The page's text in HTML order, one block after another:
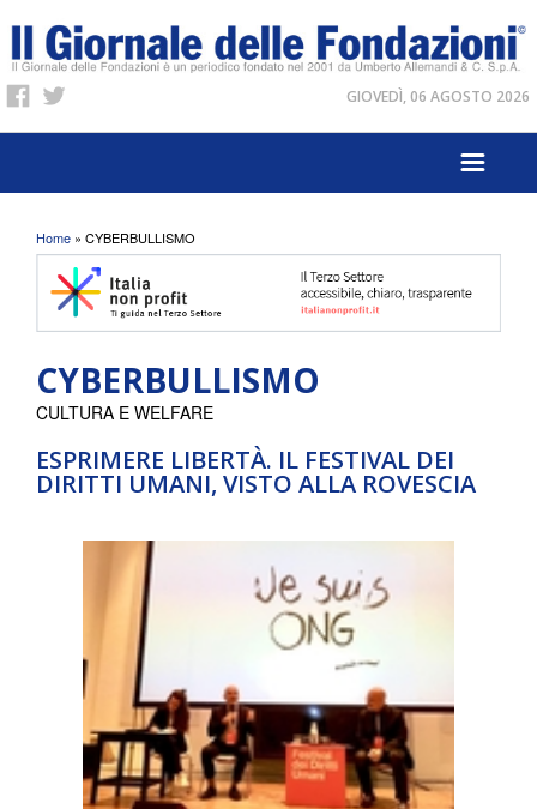
GIOVEDÌ, 06 AGOSTO 2026
Tu sei qui
Home » CYBERBULLISMO
CYBERBULLISMO
ESPRIMERE LIBERTÀ. IL FESTIVAL DEI
DIRITTI UMANI, VISTO ALLA ROVESCIA
CULTURA E WELFARE